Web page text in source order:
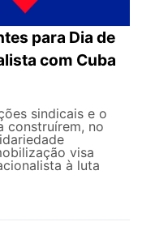
para Dia de
com Cuba
sindicais e o
construírem, no
visa
à luta